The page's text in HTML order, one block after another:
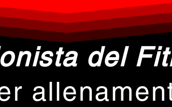
del